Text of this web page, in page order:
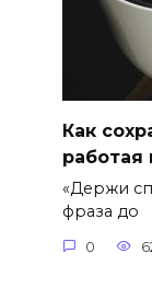
Как
работая
«Держи
фраза до
0